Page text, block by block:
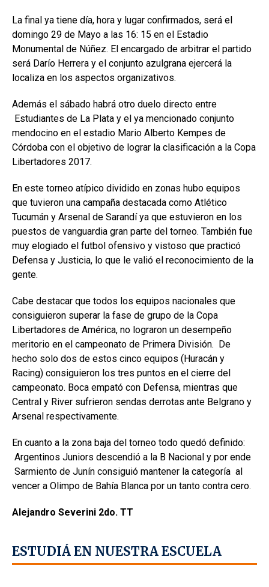
La final ya tiene día, hora y lugar confirmados, será el
domingo 29 de Mayo a las 16: 15 en el Estadio
Monumental de Núñez. El encargado de arbitrar el partido
será Darío Herrera y el conjunto azulgrana ejercerá la
localiza en los aspectos organizativos.
Además el sábado habrá otro duelo directo entre
Estudiantes de La Plata y el ya mencionado conjunto
mendocino en el estadio Mario Alberto Kempes de
Córdoba con el objetivo de lograr la clasificación a la Copa
Libertadores 2017.
En este torneo atípico dividido en zonas hubo equipos
que tuvieron una campaña destacada como Atlético
Tucumán y Arsenal de Sarandí ya que estuvieron en los
puestos de vanguardia gran parte del torneo. También fue
muy elogiado el futbol ofensivo y vistoso que practicó
Defensa y Justicia, lo que le valió el reconocimiento de la
gente.
Cabe destacar que todos los equipos nacionales que
consiguieron superar la fase de grupo de la Copa
Libertadores de América, no lograron un desempeño
meritorio en el campeonato de Primera División. De
hecho solo dos de estos cinco equipos (Huracán y
Racing) consiguieron los tres puntos en el cierre del
campeonato. Boca empató con Defensa, mientras que
Central y River sufrieron sendas derrotas ante Belgrano y
Arsenal respectivamente.
En cuanto a la zona baja del torneo todo quedó definido:
Argentinos Juniors descendió a la B Nacional y por ende
Sarmiento de Junín consiguió mantener la categoría al
vencer a Olimpo de Bahía Blanca por un tanto contra cero.
Alejandro Severini 2do. TT
ESTUDIÁ EN NUESTRA ESCUELA